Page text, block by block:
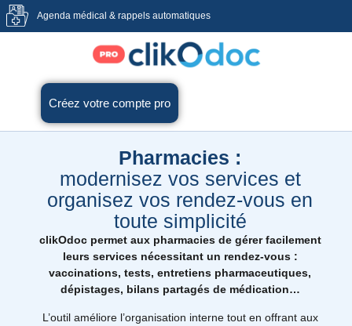
Agenda médical & rappels automatiques
Créez votre compte pro
Pharmacies :
modernisez vos services et
organisez vos rendez-vous en
toute simplicité
clikOdoc permet aux pharmacies de gérer facilement
leurs services nécessitant un rendez-vous :
vaccinations, tests, entretiens pharmaceutiques,
dépistages, bilans partagés de médication…
L’outil améliore l’organisation interne tout en offrant aux